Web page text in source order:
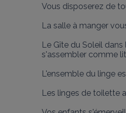
Vous disposerez de
La salle à manger
Le Gîte du Soleil
s'assembler comme
L'ensemble du linge
Les linges de toilette